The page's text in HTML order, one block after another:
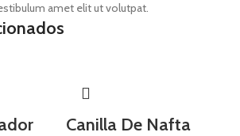
amet elit ut volutpat.
Canilla De Nafta